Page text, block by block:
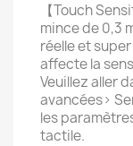
【Touch
mince de 0,3
réelle et
affecte la
Veuillez aller
avancées>
les
tactile.